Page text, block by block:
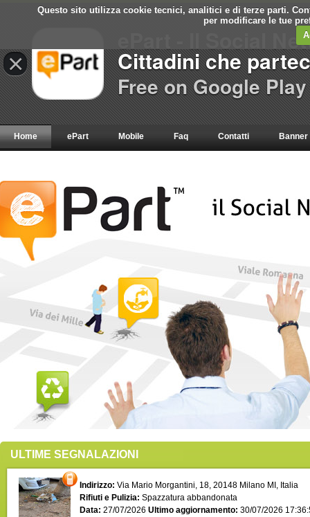
Questo sito utilizza cookie tecnici, analitici e di terze parti.
per modificare le tue
Home ePart Mobile Faq Contatti Banner
ULTIME SEGNALAZIONI
Indirizzo: Via Mario Morgantini, 18, 20148 Milano MI, Italia
Rifiuti e Pulizia: Spazzatura abbandonata
Data: 27/07/2026 Ultimo aggiornamento: 30/07/2026
×
ePart - Il Social
Cittadini che
Free on Google Play